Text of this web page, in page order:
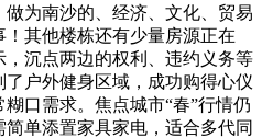
为南沙的、经济、文化、贸易
其他楼栋还有少量房源正在
沉点两边的权利、违约义务等
户外健身区域，成功购得心仪
口需求。焦点城市“春”行情仍
单添置家具家电，适合多代同